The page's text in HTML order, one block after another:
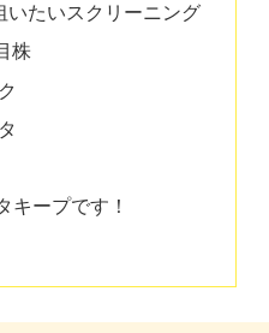
いたいスクリーニング
株
キープです！